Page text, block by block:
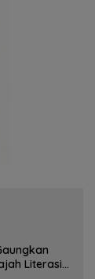
Literasi